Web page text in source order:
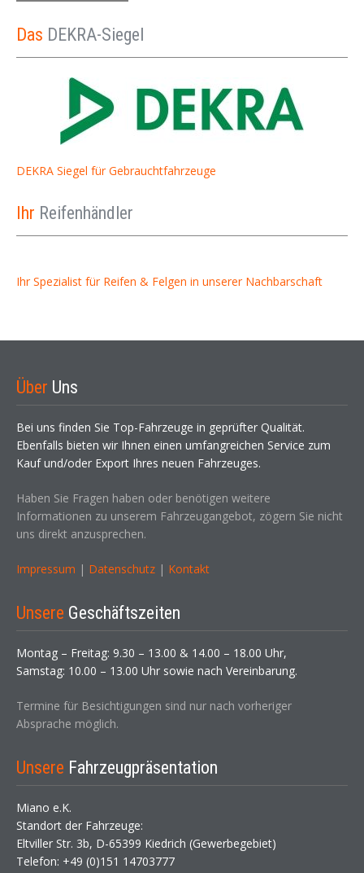
Das DEKRA-Siegel
DEKRA Siegel für Gebrauchtfahrzeuge
Ihr Reifenhändler
Ihr Spezialist für Reifen & Felgen in unserer Nachbarschaft
Über Uns
Bei uns finden Sie Top-Fahrzeuge in geprüfter Qualität.
Ebenfalls bieten wir Ihnen einen umfangreichen Service zum
Kauf und/oder Export Ihres neuen Fahrzeuges.
Haben Sie Fragen haben oder benötigen weitere
Informationen zu unserem Fahrzeugangebot, zögern Sie nicht
uns direkt anzusprechen.
Impressum | Datenschutz | Kontakt
Unsere Geschäftszeiten
Montag – Freitag: 9.30 – 13.00 & 14.00 – 18.00 Uhr,
Samstag: 10.00 – 13.00 Uhr sowie nach Vereinbarung.
Termine für Besichtigungen sind nur nach vorheriger
Absprache möglich.
Unsere Fahrzeugpräsentation
Miano e.K.
Standort der Fahrzeuge:
Eltviller Str. 3b, D-65399 Kiedrich (Gewerbegebiet)
Telefon: +49 (0)151 14703777